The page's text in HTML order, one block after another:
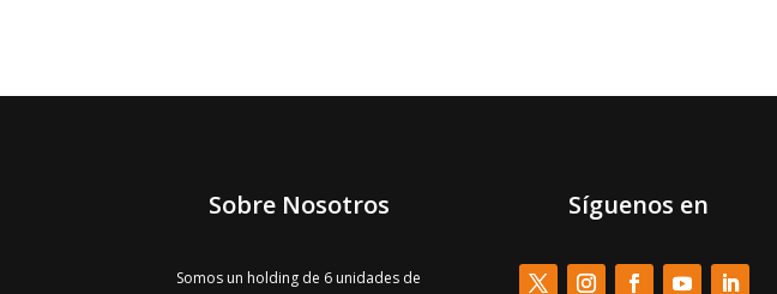
Sobre Nosotros
Somos un holding de 6 unidades de
Síguenos en